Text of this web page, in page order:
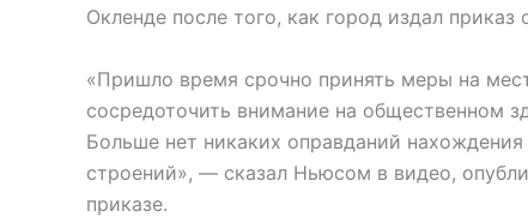
Окленде после того, как город издал
«Пришло время срочно принять меры на
сосредоточить внимание на общественном
Больше нет никаких оправданий
строений», — сказал Ньюсом в видео,
приказе.